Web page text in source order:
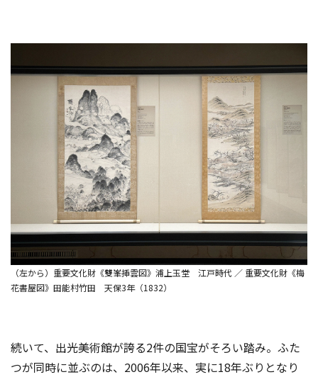
（左から）重要文化財《雙峯挿雲図》浦上玉堂 江戸時代 ／ 重要文化財《梅
花書屋図》田能村竹田 天保3年（1832）
続いて、出光美術館が誇る2件の国宝がそろい踏み。ふた
つが同時に並ぶのは、2006年以来、実に18年ぶりとなり